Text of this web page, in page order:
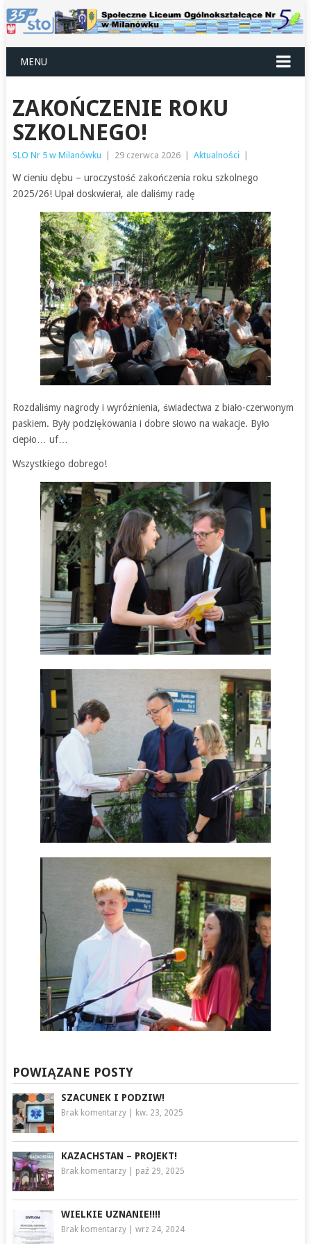
MENU
ZAKOŃCZENIE ROKU
SZKOLNEGO!
SLO Nr 5 w Milanówku 29 czerwca 2026 Aktualności
W cieniu dębu – uroczystość zakończenia roku szkolnego
2025/26! Upał doskwierał, ale daliśmy radę
Rozdaliśmy nagrody i wyróżnienia, świadectwa z biało-czerwonym
paskiem. Były podziękowania i dobre słowo na wakacje. Było
ciepło… uf…
Wszystkiego dobrego!
POWIĄZANE POSTY
SZACUNEK I PODZIW!
Brak komentarzy| kw. 23, 2025
KAZACHSTAN – PROJEKT!
Brak komentarzy| paź 29, 2025
WIELKIE UZNANIE!!!!
Brak komentarzy| wrz 24, 2024